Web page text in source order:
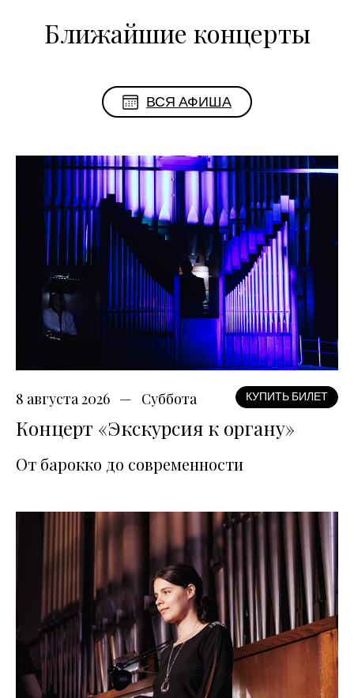
Ближайшие концерты
ВСЯ АФИША
8 августа 2026 Суббота КУПИТЬ БИЛЕТ
Концерт «Экскурсия к органу»
От барокко до современности